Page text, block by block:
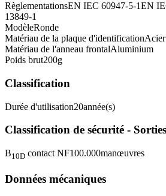
RèglementationsEN IEC 60947-5-1EN
13849-1
ModèleRonde
Matériau de la plaque d'identification
Matériau de l'anneau frontalAluminium
Poids brut200g
Classification
Durée d'utilisation20année(s)
Classification de sécurité -
B10D contact NF100.000manœuvres
Données mécaniques